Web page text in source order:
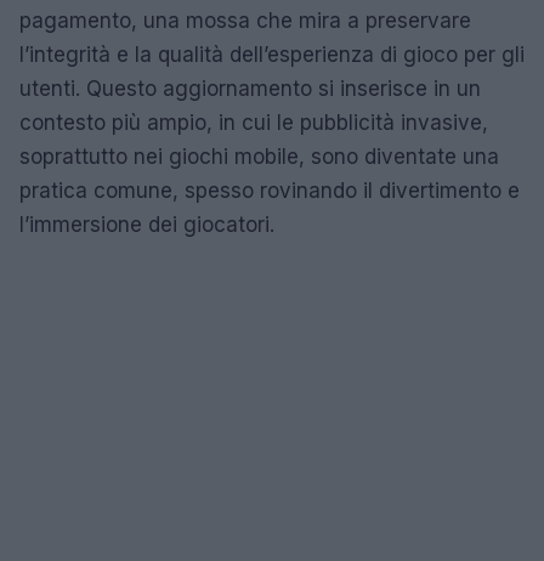
pagamento, una mossa che mira a preservare
l’integrità e la qualità dell’esperienza di gioco per gli
utenti. Questo aggiornamento si inserisce in un
contesto più ampio, in cui le pubblicità invasive,
soprattutto nei giochi mobile, sono diventate una
pratica comune, spesso rovinando il divertimento e
l’immersione dei giocatori.